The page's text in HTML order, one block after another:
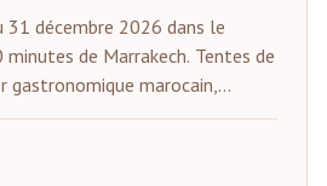
décembre 2026 dans le
de Marrakech. Tentes de
gastronomique marocain,
feux d'artifice et compte à
Places limitées.